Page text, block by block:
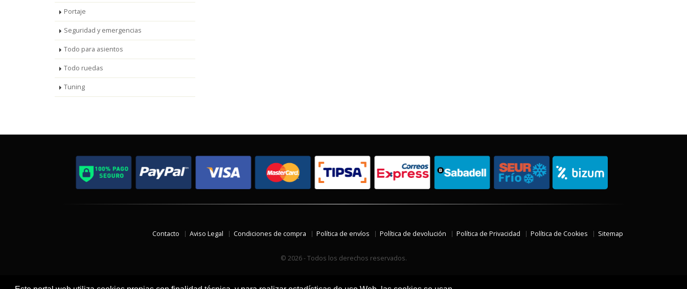
Portaje
Seguridad y emergencias
Todo para asientos
Todo ruedas
Tuning
Contacto Aviso Legal Condiciones de compra Política de envíos Política de devolución Política de Privacidad Política de Cookies Sitemap
© 2026 - Todos los derechos reservados.